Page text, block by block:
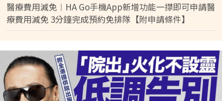
醫療費用減免︱HA Go手機App新增功能一㩒即可申請醫
療費用減免 3分鐘完成預約免排隊【附申請條件】